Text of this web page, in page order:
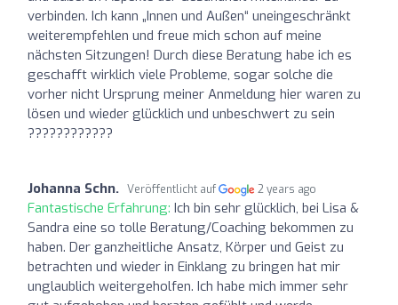
verbinden. Ich kann „Innen und Außen“ uneingeschränkt
weiterempfehlen und freue mich schon auf meine
nächsten Sitzungen! Durch diese Beratung habe ich es
geschafft wirklich viele Probleme, sogar solche die
vorher nicht Ursprung meiner Anmeldung hier waren zu
lösen und wieder glücklich und unbeschwert zu sein
????????????
Johanna Schn. Veröffentlicht auf 2 years ago
Fantastische Erfahrung: Ich bin sehr glücklich, bei Lisa &
Sandra eine so tolle Beratung/Coaching bekommen zu
haben. Der ganzheitliche Ansatz, Körper und Geist zu
betrachten und wieder in Einklang zu bringen hat mir
unglaublich weitergeholfen. Ich habe mich immer sehr